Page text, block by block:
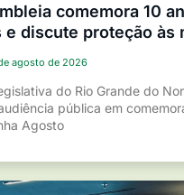
comemora 10
e discute proteção às
agosto de 2026
do Rio Grande do
pública em
Agosto